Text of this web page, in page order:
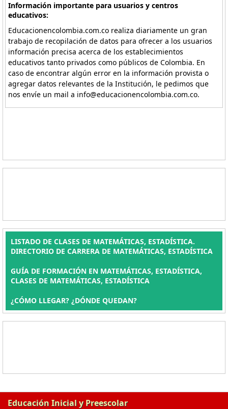
Información importante para usuarios y centros
educativos:
Educacionencolombia.com.co realiza diariamente un gran
trabajo de recopilación de datos para ofrecer a los usuarios
información precisa acerca de los establecimientos
educativos tanto privados como públicos de Colombia. En
caso de encontrar algún error en la información provista o
agregar datos relevantes de la Institución, le pedimos que
nos envíe un mail a info@educacionencolombia.com.co.
LISTADO DE CLASES DE MATEMÁTICAS, ESTADÍSTICA.
DIRECTORIO DE CARRERA DE MATEMÁTICAS, ESTADÍSTICA
GUÍA DE FORMACIÓN EN MATEMÁTICAS, ESTADÍSTICA,
CLASES DE MATEMÁTICAS, ESTADÍSTICA
¿CÓMO LLEGAR? ¿DÓNDE QUEDAN?
Educación Inicial y Preescolar